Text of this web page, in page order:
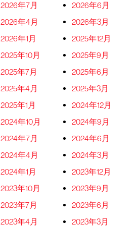
2026年7月
2026年6月
2026年4月
2026年3月
2026年1月
2025年12月
2025年10月
2025年9月
2025年7月
2025年6月
2025年4月
2025年3月
2025年1月
2024年12月
2024年10月
2024年9月
2024年7月
2024年6月
2024年4月
2024年3月
2024年1月
2023年12月
2023年10月
2023年9月
2023年7月
2023年6月
2023年4月
2023年3月